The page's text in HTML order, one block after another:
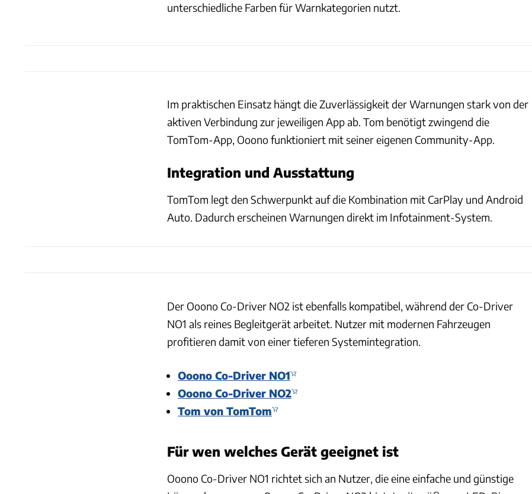
unterschiedliche Farben für Warnkategorien nutzt.
Im praktischen Einsatz hängt die Zuverlässigkeit der Warnungen stark von der
aktiven Verbindung zur jeweiligen App ab. Tom benötigt zwingend die
TomTom-App, Ooono funktioniert mit seiner eigenen Community-App.
Integration und Ausstattung
TomTom legt den Schwerpunkt auf die Kombination mit CarPlay und Android
Auto. Dadurch erscheinen Warnungen direkt im Infotainment-System.
Der Ooono Co-Driver NO2 ist ebenfalls kompatibel, während der Co-Driver
NO1 als reines Begleitgerät arbeitet. Nutzer mit modernen Fahrzeugen
profitieren damit von einer tieferen Systemintegration.
Ooono Co-Driver NO1
Ooono Co-Driver NO2
Tom von TomTom
Für wen welches Gerät geeignet ist
Ooono Co-Driver NO1 richtet sich an Nutzer, die eine einfache und günstige